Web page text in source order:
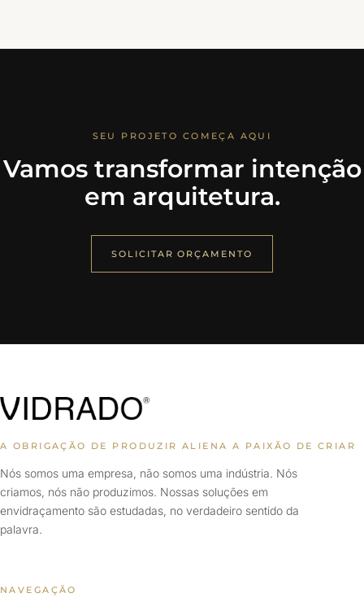
SEU PROJETO COMEÇA AQUI
Vamos transformar intenção
em arquitetura.
SOLICITAR ORÇAMENTO
A OBRIGAÇÃO DE PRODUZIR ALIENA A PAIXÃO DE CRIAR
Nós somos uma empresa, não somos uma indústria. Nós
criamos, nós não produzimos. Nossas soluções em
envidraçamento são estudadas, no verdadeiro sentido da
palavra.
NAVEGAÇÃO